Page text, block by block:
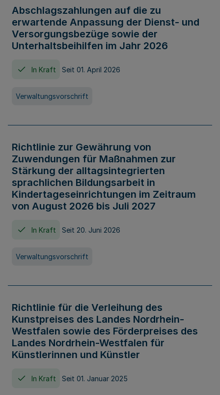
Abschlagszahlungen auf die zu
erwartende Anpassung der Dienst- und
Versorgungsbezüge sowie der
Unterhaltsbeihilfen im Jahr 2026
In Kraft Seit 01. April 2026
Verwaltungsvorschrift
Richtlinie zur Gewährung von
Zuwendungen für Maßnahmen zur
Stärkung der alltagsintegrierten
sprachlichen Bildungsarbeit in
Kindertageseinrichtungen im Zeitraum
von August 2026 bis Juli 2027
In Kraft Seit 20. Juni 2026
Verwaltungsvorschrift
Richtlinie für die Verleihung des
Kunstpreises des Landes Nordrhein-
Westfalen sowie des Förderpreises des
Landes Nordrhein-Westfalen für
Künstlerinnen und Künstler
In Kraft Seit 01. Januar 2025